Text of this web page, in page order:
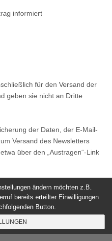
informiert
für den Versand der
geben sie nicht an Dritte
der Daten, der E-Mail-
Versand des Newsletters
über den „Austragen“-Link
ändern möchten z.B.
bereits erteilter Einwilligungen
Button.